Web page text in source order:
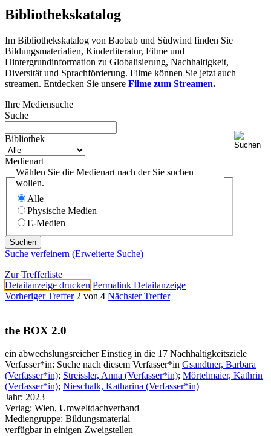
Bibliothekskatalog
Im Bibliothekskatalog von Baobab und Südwind finden Sie
Bildungsmaterialien, Kinderliteratur, Filme und
Hintergrundinformation zu Globalisierung, Nachhaltigkeit,
Diversität und Sprachförderung. Filme können Sie jetzt auch
streamen. Entdecken Sie unsere Filme zum Streamen.
Ihre Mediensuche
Suche
Bibliothek
Medienart
Wählen Sie die Medienart nach der Sie suchen
wollen.
Alle
Physische Medien
E-Medien
Suche verfeinern (Erweiterte Suche)
Zur Trefferliste
Detailanzeige drucken Permalink Detailanzeige
Vorheriger Treffer 2 von 4 Nächster Treffer
the BOX 2.0
ein abwechslungsreicher Einstieg in die 17 Nachhaltigkeitsziele
Verfasser*in: Suche nach diesem Verfasser*in Gsandtner, Barbara
(Verfasser*in); Streissler, Anna (Verfasser*in); Mörtelmaier, Kathrin
(Verfasser*in); Nieschalk, Katharina (Verfasser*in)
Jahr: 2023
Verlag: Wien, Umweltdachverband
Mediengruppe: Bildungsmaterial
verfügbar in einigen Zweigstellen